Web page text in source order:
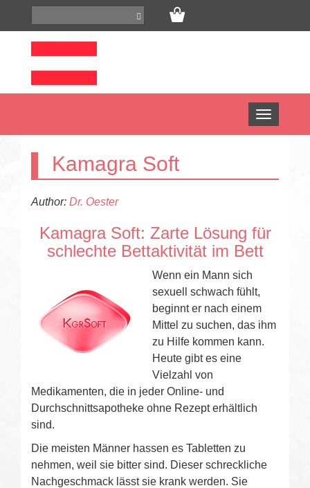
Open
menu
Kamagra Soft
Author: Dr. Oester
Kamagra Soft: Zarte Lösung für
schlechte Bettaktivität im Bett
Wenn ein Mann sich
sexuell schwach fühlt,
beginnt er nach einem
Mittel zu suchen, das ihm
zu Hilfe kommen kann.
Heute gibt es eine
Vielzahl von
Medikamenten, die in jeder Online- und
Durchschnittsapotheke ohne Rezept erhältlich
sind.
Die meisten Männer hassen es Tabletten zu
nehmen, weil sie bitter sind. Dieser schreckliche
Nachgeschmack lässt sie krank werden. Sie